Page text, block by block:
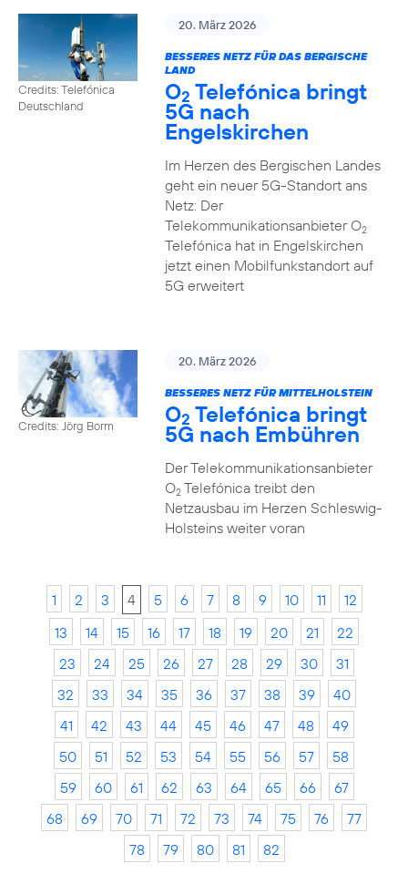
Credits: Telefónica
Deutschland
20. März 2026
BESSERES NETZ FÜR DAS BERGISCHE
LAND
O2 Telefónica bringt
5G nach
Engelskirchen
Im Herzen des Bergischen Landes
geht ein neuer 5G-Standort ans
Netz: Der
Telekommunikationsanbieter O2
Telefónica hat in Engelskirchen
jetzt einen Mobilfunkstandort auf
5G erweitert
Credits: Jörg Borm
20. März 2026
BESSERES NETZ FÜR MITTELHOLSTEIN
O2 Telefónica bringt
5G nach Embühren
Der Telekommunikationsanbieter
O2Telefónica treibt den
Netzausbau im Herzen Schleswig-
Holsteins weiter voran
1 2 3 4 5 6 7 8 9 10 11
12
13
14 15 16 17 18 19 20 21
22
23
24 25 26 27 28 29 30
31
32
33 34 35 36 37 38 39
40
41
42 43 44 45 46 47 48
49
50
51 52 53 54 55 56 57
58
59
60 61 62 63 64 65 66
67
68
69 70 71 72 73 74 75 76
77
78
79 80 81 82